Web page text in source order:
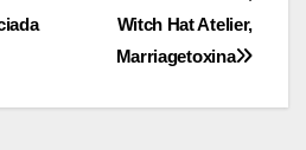
Witch Hat Atelier,
Marriagetoxina